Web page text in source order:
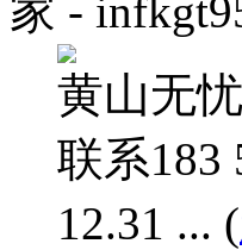
家 -
黄山无
联系183
12.31 ... (